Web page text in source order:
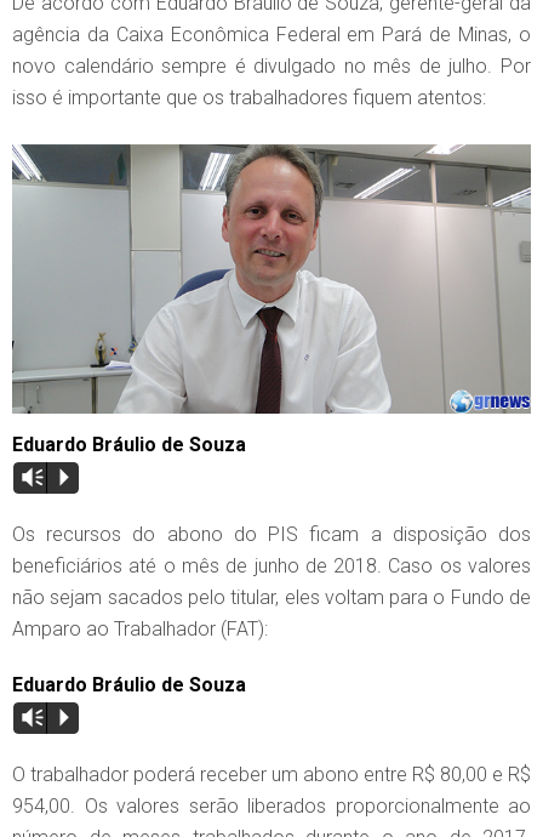
agência da Caixa Econômica Federal em Pará de Minas, o
novo calendário sempre é divulgado no mês de julho. Por
isso é importante que os trabalhadores fiquem atentos:
Eduardo Bráulio de Souza
Vm P
Os recursos do abono do PIS ficam a disposição dos
beneficiários até o mês de junho de 2018. Caso os valores
não sejam sacados pelo titular, eles voltam para o Fundo de
Amparo ao Trabalhador (FAT):
Eduardo Bráulio de Souza
Vm P
O trabalhador poderá receber um abono entre R$ 80,00 e R$
954,00. Os valores serão liberados proporcionalmente ao